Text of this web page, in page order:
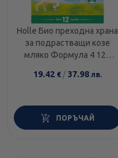
Holle Био преходна храна
за подрастващи козе
мляко Формула 4 12+
19.42 € / 37.98 лв.
ПОРЪЧАЙ